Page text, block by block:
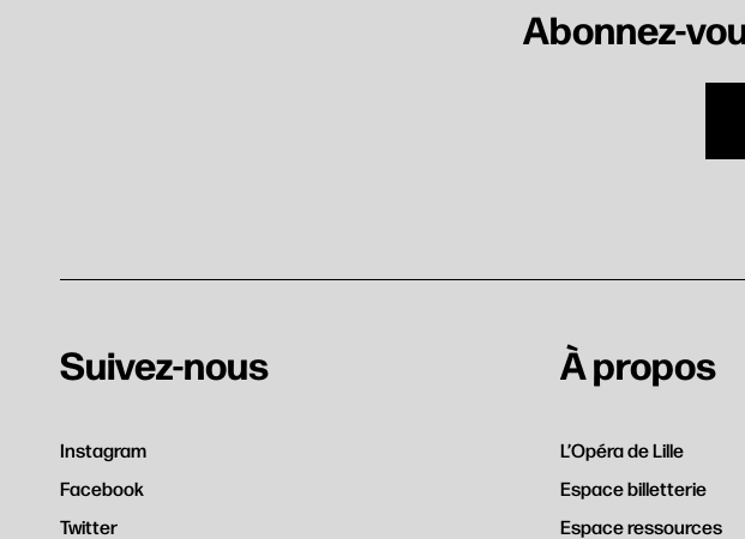
Abonnez-
Suivez-nous
Instagram
Facebook
Twitter
À propos
L’Opéra de Lille
Espace billetterie
Espace ressources